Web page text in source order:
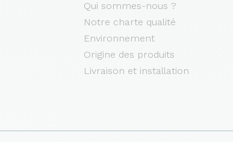
Qui sommes-nous ?
Notre charte qualité
Environnement
Origine des produits
Livraison et installation